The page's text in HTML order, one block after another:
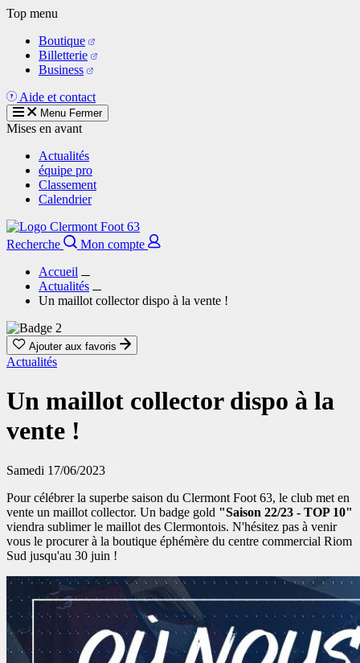
Aller
contenu
principal
Top menu
Boutique
Billetterie
Business
Aide et contact
Menu Fermer
Mises en avant
Actualités
équipe pro
Classement
Calendrier
Recherche
Mon compte
Accueil
Actualités
Un maillot collector dispo à la vente !
Ajouter aux favoris
Actualités
Un maillot collector dispo à la
vente !
Samedi 17/06/2023
Pour célébrer la superbe saison du Clermont Foot 63, le club met en
vente un maillot collector. Un badge gold "Saison 22/23 - TOP 10"
viendra sublimer le maillot des Clermontois. N'hésitez pas à venir
vous le procurer à la boutique éphémère du centre commercial Riom
Sud jusqu'au 30 juin !